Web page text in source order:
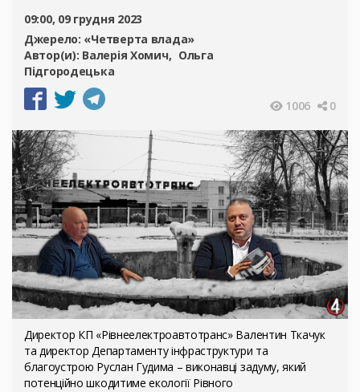
09:00, 09 грудня 2023
Джерело: «Четверта влада»
Автор(и): Валерія Хомич
Ольга
Підгородецька
1006 0
Директор КП «Рівнеелектроавтотранс» Валентин Ткачук
та директор Департаменту інфраструктури та
благоустрою Руслан Гудима – виконавці задуму, який
потенційно шкодитиме екології Рівного